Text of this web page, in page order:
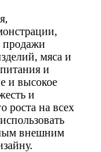
продажи
мяса и
и
и высокое
и
роста на всех
внешним